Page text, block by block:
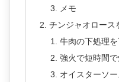
メモ
チンジャオロース
牛肉の下処理を
強火で短時間で
オイスターソ